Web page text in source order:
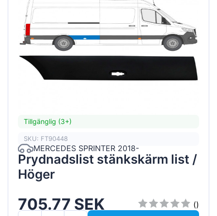
Tillgänglig (3+)
SKU: FT90448
MERCEDES SPRINTER 2018-
Prydnadslist stänkskärm list /
Höger
705.77 SEK
()